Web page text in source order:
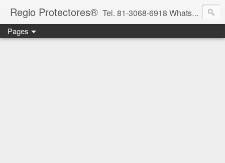
Regio Protectores® Tel. 81-3068-6918 WhatsApp 81-2636-2823 / 33-1145-3780 cotizacionregioprotectores@gmail.com / regioprotectores@gmail.com https://www.facebook.com/RegioProtectores/
Pages